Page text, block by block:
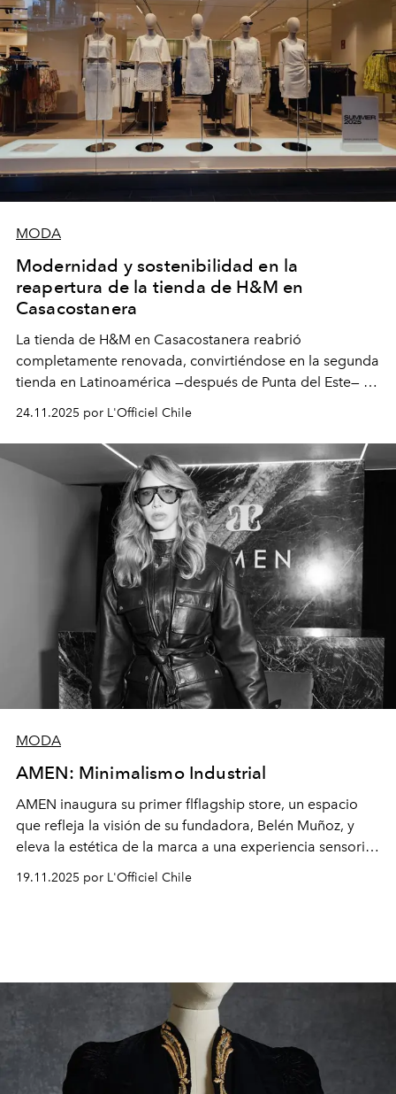
MODA
Modernidad y sostenibilidad en la
reapertura de la tienda de H&M en
Casacostanera
La tienda de H&M en Casacostanera reabrió
completamente renovada, convirtiéndose en la segunda
tienda en Latinoamérica —después de Punta del Este— en
incorporar el último concepto de diseño de la marca,
pensado para ofrecer una experiencia de compra más
clara, moderna e intuitiva.
24.11.2025 por L'Officiel Chile
MODA
AMEN: Minimalismo Industrial
AMEN inaugura su primer flflagship store, un espacio
que refleja la visión de su fundadora, Belén Muñoz, y
eleva la estética de la marca a una experiencia sensorial
y arquitectónica.
19.11.2025 por L'Officiel Chile